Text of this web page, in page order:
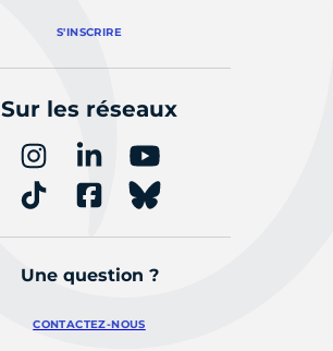
S'INSCRIRE
Sur les réseaux
Une question ?
CONTACTEZ-NOUS